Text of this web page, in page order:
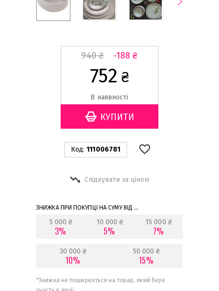
940₴ -188 ₴
752 ₴
В наявності
Код: 111006781
Слідкувати за ціною
ЗНИЖКА ПРИ ПОКУПЦІ НА СУМУ ВІД ...
5 000 ₴
3%
10 000 ₴
5%
15 000 ₴
7%
30 000 ₴
10%
50 000 ₴
15%
*Знижка не поширюється на товар, який бере